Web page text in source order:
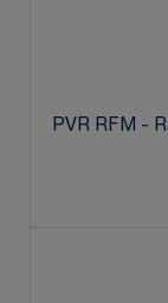
PVR RFM -